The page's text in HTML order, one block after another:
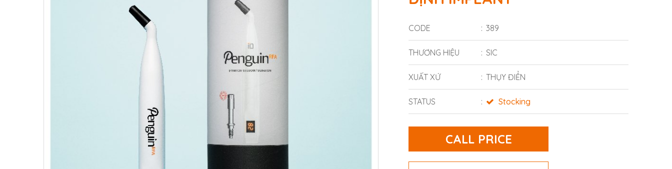
CODE 389
THƯƠNG HIỆU SIC
XUẤT XỨ THỤY ĐIỂN
STATUS Stocking
CALL PRICE